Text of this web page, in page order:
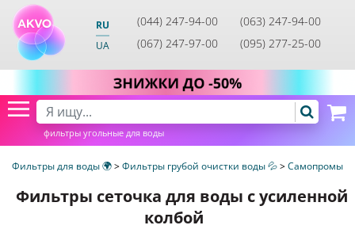
RU
UA
(044) 247-94-00
(063) 247-94-00
(067) 247-97-00
(095) 277-25-00
фильтры угольные для воды
Фильтры для воды 🌍>Фильтры грубой очистки воды 💦>
Фильтры сеточка для воды с усиленной
колбой